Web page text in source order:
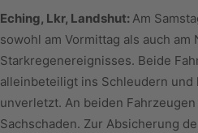
Eching, Lkr, Landshut: Am
sowohl am Vormittag als auch
Starkregenereignisses. Beide
alleinbeteiligt ins Schleudern
unverletzt. An beiden
Sachschaden. Zur Absicherung